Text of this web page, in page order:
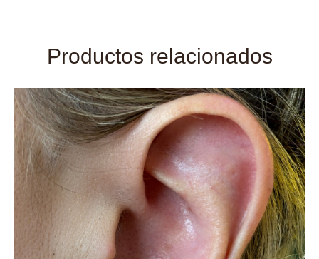
Productos relacionados